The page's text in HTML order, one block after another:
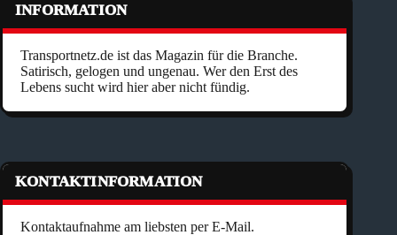
INFORMATION
Transportnetz.de ist das Magazin für die Branche.
Satirisch, gelogen und ungenau. Wer den Erst des
Lebens sucht wird hier aber nicht fündig.
KONTAKTINFORMATION
Kontaktaufnahme am liebsten per E-Mail.